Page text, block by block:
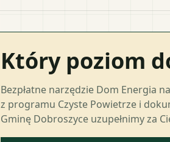
Który poziom
Bezpłatne narzędzie Dom Energia
z programu Czyste Powietrze i
Gminę Dobroszyce uzupełnimy za